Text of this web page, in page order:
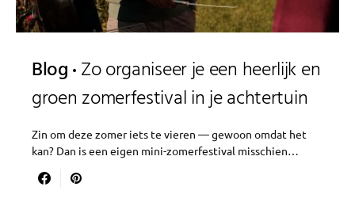
Blog Zo organiseer je een heerlijk en
groen zomerfestival in je achtertuin
Zin om deze zomer iets te vieren — gewoon omdat het
kan? Dan is een eigen mini-zomerfestival misschien…